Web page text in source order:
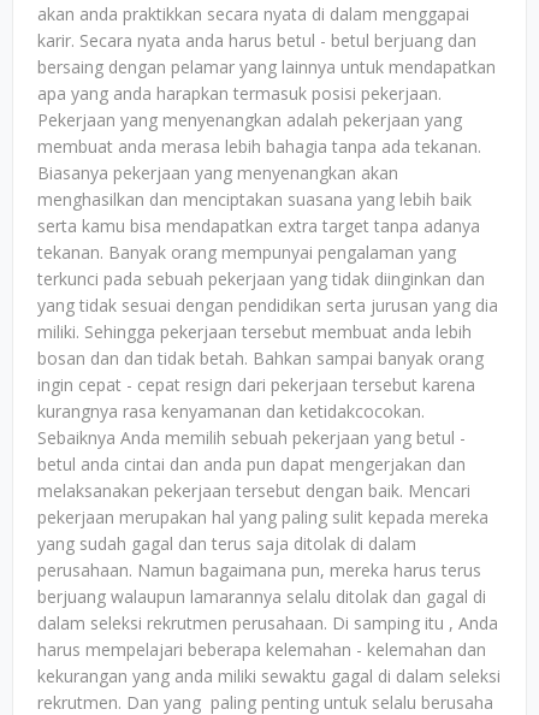
akan anda praktikkan secara nyata di dalam menggapai
karir. Secara nyata anda harus betul - betul berjuang dan
bersaing dengan pelamar yang lainnya untuk mendapatkan
apa yang anda harapkan termasuk posisi pekerjaan.
Pekerjaan yang menyenangkan adalah pekerjaan yang
membuat anda merasa lebih bahagia tanpa ada tekanan.
Biasanya pekerjaan yang menyenangkan akan
menghasilkan dan menciptakan suasana yang lebih baik
serta kamu bisa mendapatkan extra target tanpa adanya
tekanan. Banyak orang mempunyai pengalaman yang
terkunci pada sebuah pekerjaan yang tidak diinginkan dan
yang tidak sesuai dengan pendidikan serta jurusan yang dia
miliki. Sehingga pekerjaan tersebut membuat anda lebih
bosan dan dan tidak betah. Bahkan sampai banyak orang
ingin cepat - cepat resign dari pekerjaan tersebut karena
kurangnya rasa kenyamanan dan ketidakcocokan.
Sebaiknya Anda memilih sebuah pekerjaan yang betul -
betul anda cintai dan anda pun dapat mengerjakan dan
melaksanakan pekerjaan tersebut dengan baik. Mencari
pekerjaan merupakan hal yang paling sulit kepada mereka
yang sudah gagal dan terus saja ditolak di dalam
perusahaan. Namun bagaimana pun, mereka harus terus
berjuang walaupun lamarannya selalu ditolak dan gagal di
dalam seleksi rekrutmen perusahaan. Di samping itu , Anda
harus mempelajari beberapa kelemahan - kelemahan dan
kekurangan yang anda miliki sewaktu gagal di dalam seleksi
rekrutmen. Dan yang paling penting untuk selalu berusaha